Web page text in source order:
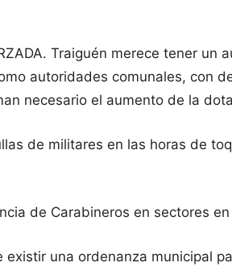
Traiguén merece tener
autoridades comunales, con
necesario el aumento de la
de militares en las horas de
de Carabineros en sectores
existir una ordenanza municipal